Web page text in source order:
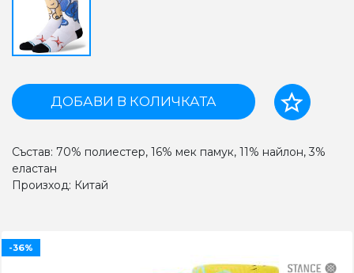
ДОБАВИ В КОЛИЧКАТА
Състав: 70% полиестер, 16% мек памук, 11% найлон, 3%
еластан
Произход: Китай
-36%